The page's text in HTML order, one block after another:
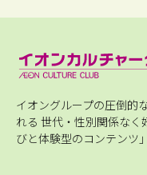
イオングループの圧倒的
れる 世代・性別関係なく
びと体験型のコンテンツ」